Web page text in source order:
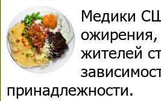
Медики
ожирения,
жителей
принадлежности.